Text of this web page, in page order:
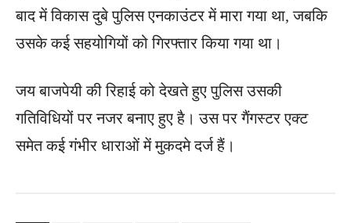
बाद में विकास दुबे पुलिस एनकाउंटर में मारा गया था, जबकि
उसके कई सहयोगियों को गिरफ्तार किया गया था।
जय बाजपेयी की रिहाई को देखते हुए पुलिस उसकी
गतिविधियों पर नजर बनाए हुए है। उस पर गैंगस्टर एक्ट
समेत कई गंभीर धाराओं में मुकदमे दर्ज हैं।